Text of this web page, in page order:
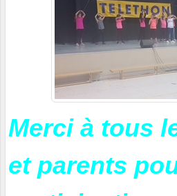
Merci à tous
et parents